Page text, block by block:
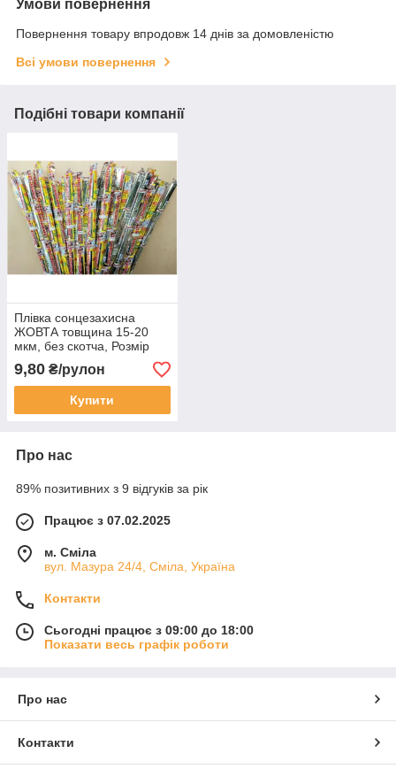
Умови повернення
Повернення товару впродовж 14 днів за домовленістю
Всі умови повернення
Подібні товари компанії
Плівка сонцезахисна
ЖОВТА товщина 15-20
мкм, без скотча, Розмір
700х1000мм
9,80 ₴/рулон
Купити
Про нас
89% позитивних з 9 відгуків за рік
Працює з 07.02.2025
м. Сміла
вул. Мазура 24/4, Сміла, Україна
Контакти
Сьогодні працює з 09:00 до 18:00
Показати весь графік роботи
Про нас
Контакти